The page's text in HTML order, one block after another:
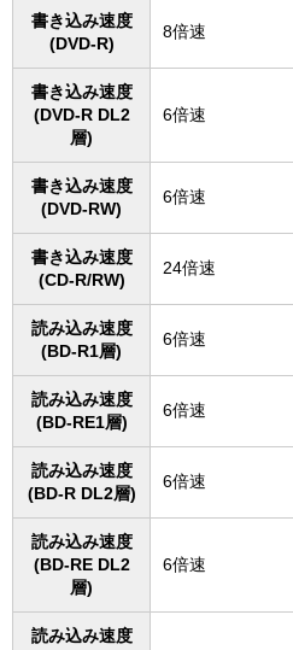
書き込み速度
(DVD-R)
8倍速
書き込み速度
(DVD-R DL2
層)
6倍速
書き込み速度
(DVD-RW)
6倍速
書き込み速度
(CD-R/RW)
24倍速
読み込み速度
(BD-R1層)
6倍速
読み込み速度
(BD-RE1層)
6倍速
読み込み速度
(BD-R DL2層)
6倍速
読み込み速度
(BD-RE DL2
層)
6倍速
読み込み速度